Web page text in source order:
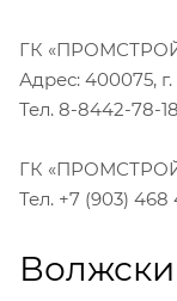
ГК
Адрес: 400075,
Тел. 8-8442-78-
ГК
Тел. +7 (903) 468